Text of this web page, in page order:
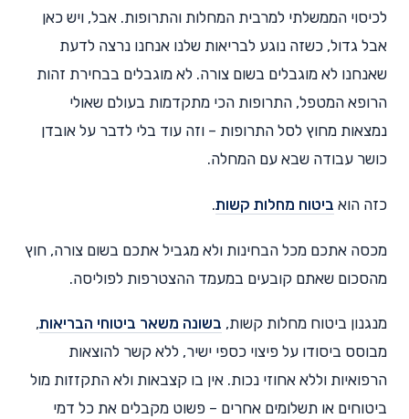
לכיסוי הממשלתי למרבית המחלות והתרופות. אבל, ויש כאן
אבל גדול, כשזה נוגע לבריאות שלנו אנחנו נרצה לדעת
שאנחנו לא מוגבלים בשום צורה. לא מוגבלים בבחירת זהות
הרופא המטפל, התרופות הכי מתקדמות בעולם שאולי
נמצאות מחוץ לסל התרופות – וזה עוד בלי לדבר על אובדן
כושר עבודה שבא עם המחלה.
כזה הוא ביטוח מחלות קשות.
מכסה אתכם מכל הבחינות ולא מגביל אתכם בשום צורה, חוץ
מהסכום שאתם קובעים במעמד ההצטרפות לפוליסה.
מנגנון ביטוח מחלות קשות, בשונה משאר ביטוחי הבריאות,
מבוסס ביסודו על פיצוי כספי ישיר, ללא קשר להוצאות
הרפואיות וללא אחוזי נכות. אין בו קצבאות ולא התקזזות מול
ביטוחים או תשלומים אחרים – פשוט מקבלים את כל דמי